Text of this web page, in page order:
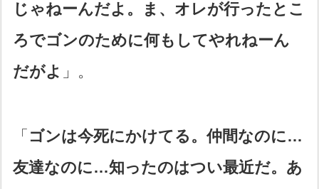
じゃねーんだよ。ま、オレが行ったとこ
ろでゴンのために何もしてやれねーん
だがよ 」。
「 ゴンは今死にかけてる。仲間なのに…
友達なのに…知ったのはつい最近だ。あ